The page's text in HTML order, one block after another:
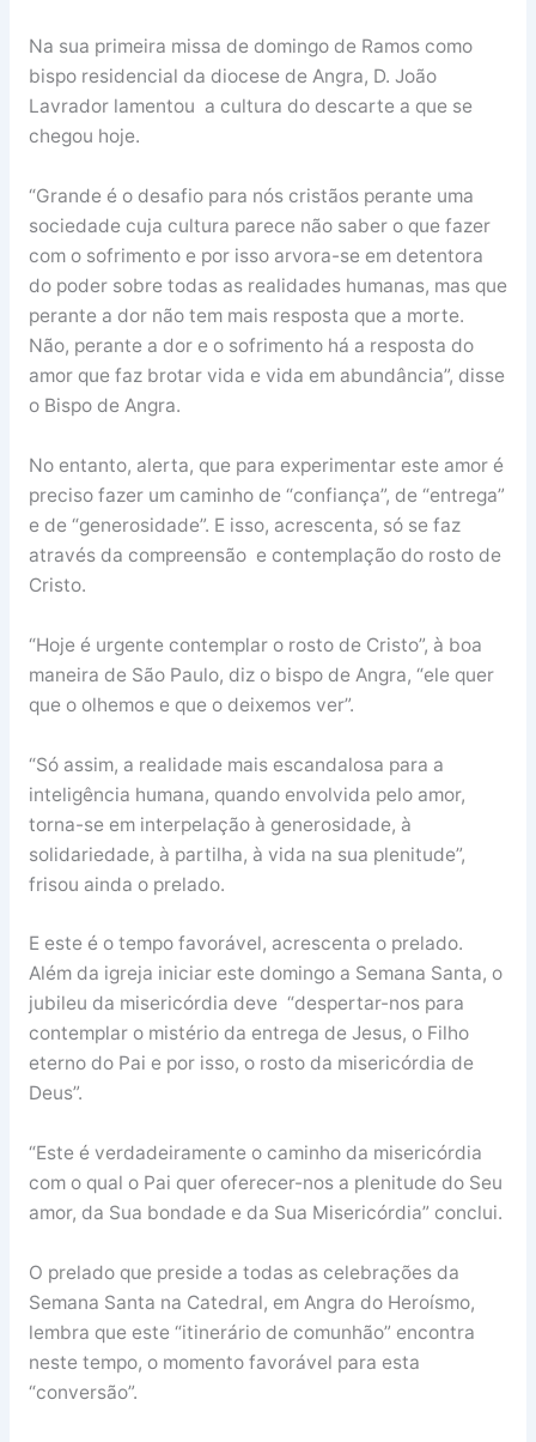
Na sua primeira missa de domingo de Ramos como
bispo residencial da diocese de Angra, D. João
Lavrador lamentou a cultura do descarte a que se
chegou hoje.
“Grande é o desafio para nós cristãos perante uma
sociedade cuja cultura parece não saber o que fazer
com o sofrimento e por isso arvora-se em detentora
do poder sobre todas as realidades humanas, mas que
perante a dor não tem mais resposta que a morte.
Não, perante a dor e o sofrimento há a resposta do
amor que faz brotar vida e vida em abundância”, disse
o Bispo de Angra.
No entanto, alerta, que para experimentar este amor é
preciso fazer um caminho de “confiança”, de “entrega”
e de “generosidade”. E isso, acrescenta, só se faz
através da compreensão e contemplação do rosto de
Cristo.
“Hoje é urgente contemplar o rosto de Cristo”, à boa
maneira de São Paulo, diz o bispo de Angra, “ele quer
que o olhemos e que o deixemos ver”.
“Só assim, a realidade mais escandalosa para a
inteligência humana, quando envolvida pelo amor,
torna-se em interpelação à generosidade, à
solidariedade, à partilha, à vida na sua plenitude”,
frisou ainda o prelado.
E este é o tempo favorável, acrescenta o prelado.
Além da igreja iniciar este domingo a Semana Santa, o
jubileu da misericórdia deve “despertar-nos para
contemplar o mistério da entrega de Jesus, o Filho
eterno do Pai e por isso, o rosto da misericórdia de
Deus”.
“Este é verdadeiramente o caminho da misericórdia
com o qual o Pai quer oferecer-nos a plenitude do Seu
amor, da Sua bondade e da Sua Misericórdia” conclui.
O prelado que preside a todas as celebrações da
Semana Santa na Catedral, em Angra do Heroísmo,
lembra que este “itinerário de comunhão” encontra
neste tempo, o momento favorável para esta
“conversão”.